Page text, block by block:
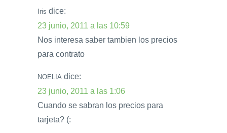
Iris dice:
23 junio, 2011 a las 10:59
Nos interesa saber tambien los precios
para contrato
NOELIA dice:
23 junio, 2011 a las 1:06
Cuando se sabran los precios para
tarjeta? (: